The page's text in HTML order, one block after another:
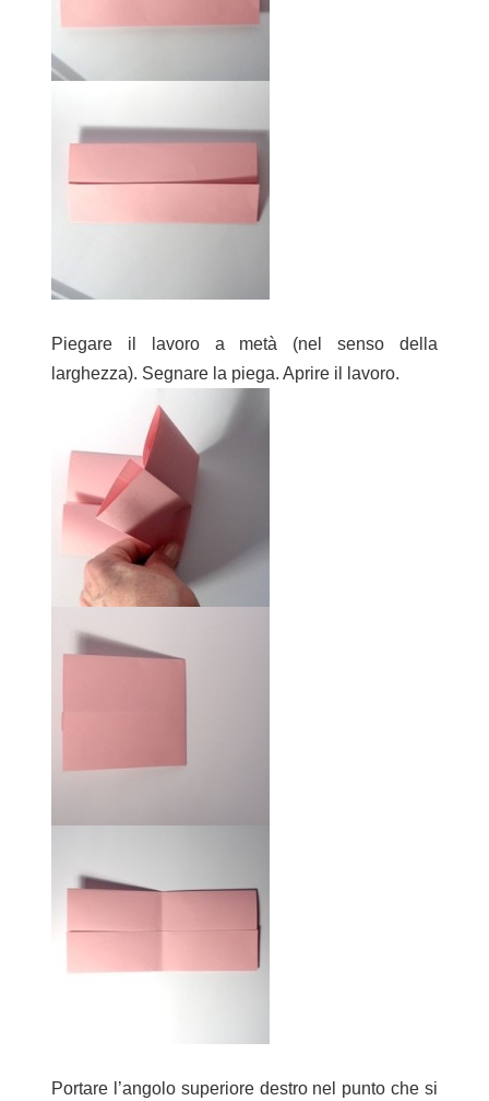
Piegare il lavoro a metà (nel senso della
larghezza). Segnare la piega. Aprire il lavoro.
Portare l’angolo superiore destro nel punto che si